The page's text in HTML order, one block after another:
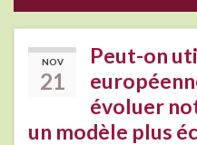
NOV
21
Peut-on
évoluer
un modèle plus